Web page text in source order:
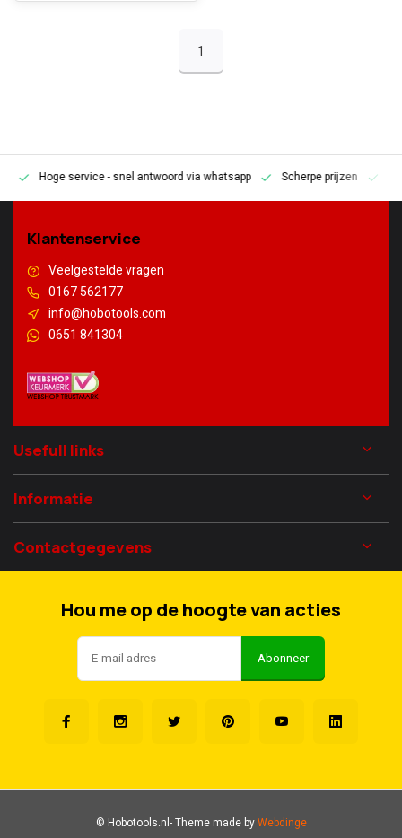
1
Hoge service- snel antwoord via whatsapp Scherpe prijzen
Klantenservice
Veelgestelde vragen
0167 562177
info@hobotools.com
0651 841304
Usefull links
Informatie
Contactgegevens
Hou me op de hoogte van acties
Abonneer
© Hobotools.nl- Theme made byWebdinge